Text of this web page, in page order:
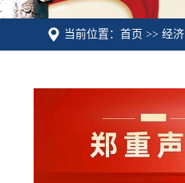
当前位置：首页 >> 经济